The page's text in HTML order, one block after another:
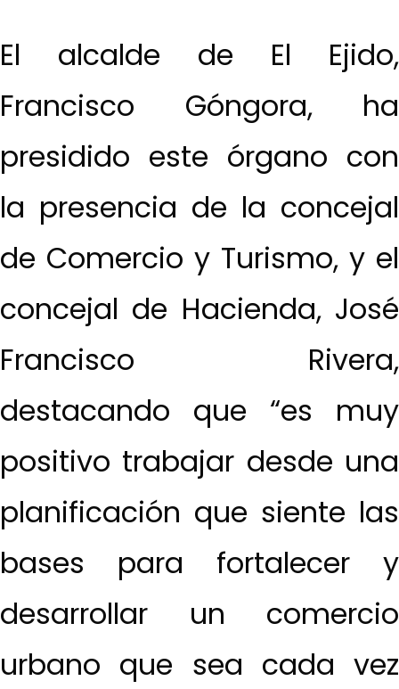
El alcalde de El Ejido,
Francisco Góngora, ha
presidido este órgano con
la presencia de la concejal
de Comercio y Turismo, y el
concejal de Hacienda, José
Francisco Rivera,
destacando que “es muy
positivo trabajar desde una
planificación que siente las
bases para fortalecer y
desarrollar un comercio
urbano que sea cada vez